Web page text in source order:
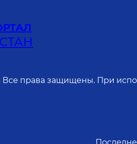
Все права защищены. При